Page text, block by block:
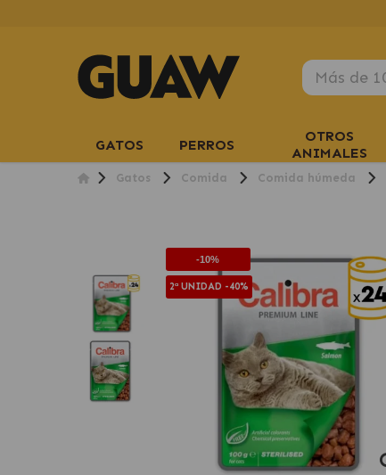
GATOS PERROS
OTROS
ANIMALES
Gatos Comida Comida húmeda
-10%
2ª UNIDAD -40%